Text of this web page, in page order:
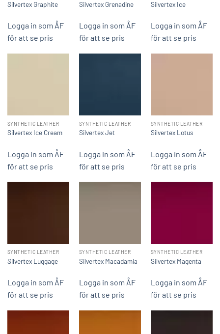
Silvertex Graphite
Logga in som ÅF
för att se pris
Silvertex Grenadine
Logga in som ÅF
för att se pris
Silvertex Ice
Logga in som ÅF
för att se pris
SYNTHETIC LEATHER
Silvertex Ice Cream
Logga in som ÅF
för att se pris
SYNTHETIC LEATHER
Silvertex Jet
Logga in som ÅF
för att se pris
SYNTHETIC LEATHER
Silvertex Lotus
Logga in som ÅF
för att se pris
SYNTHETIC LEATHER
Silvertex Luggage
Logga in som ÅF
för att se pris
SYNTHETIC LEATHER
Silvertex Macadamia
Logga in som ÅF
för att se pris
SYNTHETIC LEATHER
Silvertex Magenta
Logga in som ÅF
för att se pris